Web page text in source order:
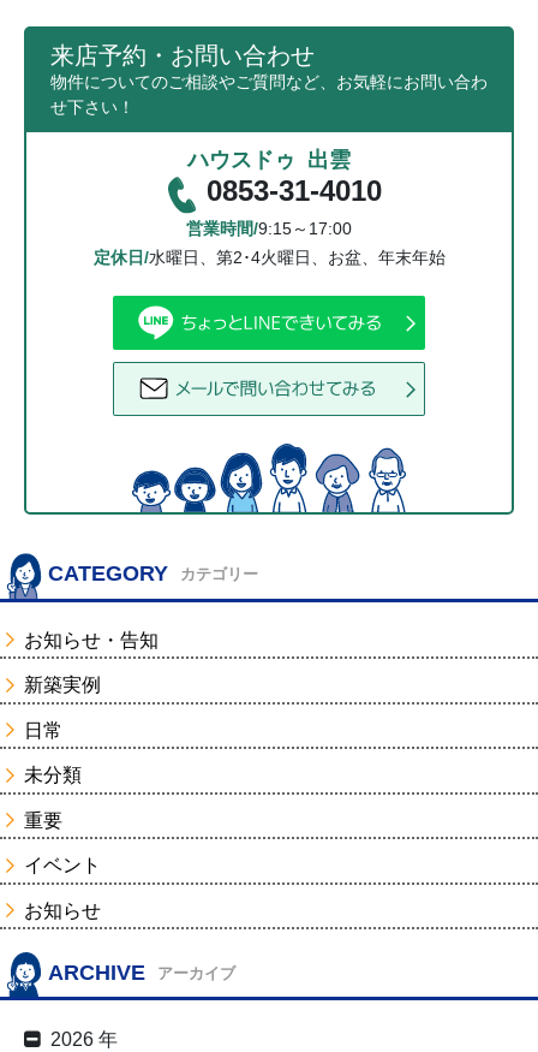
来店予約・お問い合わせ
物件についてのご相談やご質問など、お気軽にお問い合わ
せ下さい！
ハウスドゥ 出雲
0853-31-4010
営業時間/9:15～17:00
定休日/水曜日、第2･4火曜日、お盆、年末年始
CATEGORY カテゴリー
お知らせ・告知
新築実例
日常
未分類
重要
イベント
お知らせ
ARCHIVE アーカイブ
2026 年